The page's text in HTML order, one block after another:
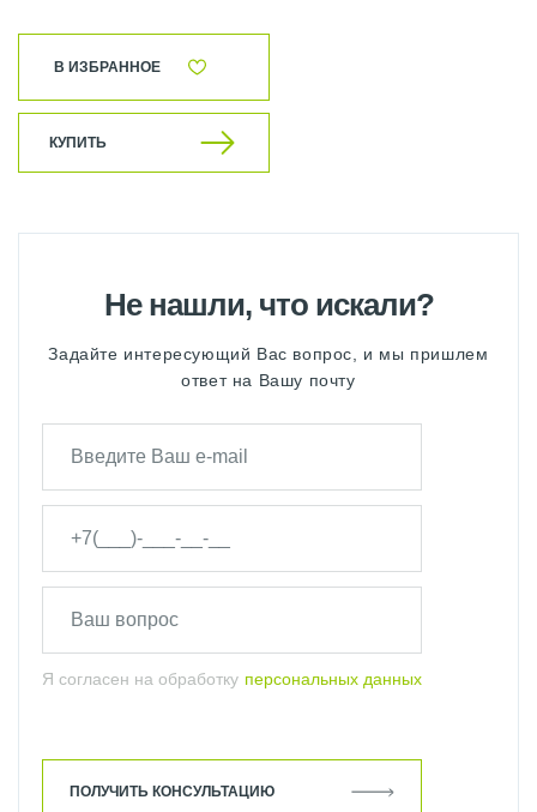
В ИЗБРАННОЕ
КУПИТЬ
Не нашли, что искали?
Задайте интересующий Вас вопрос, и мы пришлем
ответ на Вашу почту
Я согласен на обработку персональных данных
ПОЛУЧИТЬ КОНСУЛЬТАЦИЮ